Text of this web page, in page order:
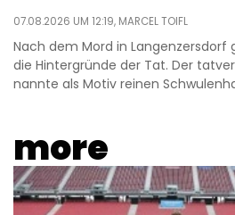
07.08.2026 UM 12:19, MARCEL TOIFL
Nach dem Mord in Langenzersdorf
die Hintergründe der Tat. Der
nannte als Motiv reinen
more